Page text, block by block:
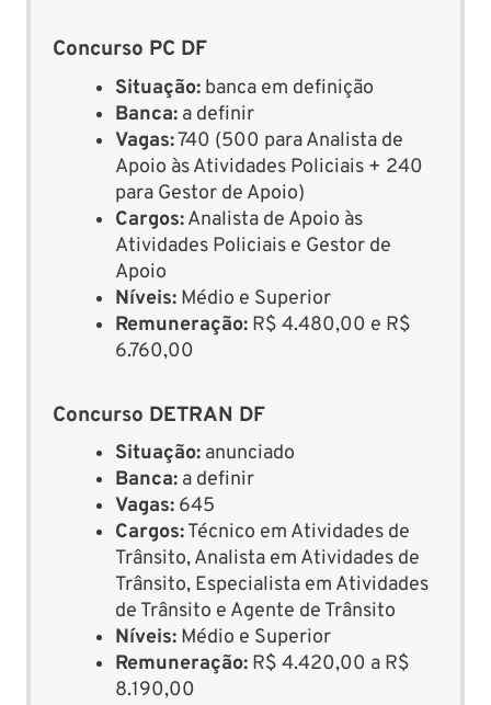
Concurso PC DF
Situação: banca em definição
Banca: a definir
Vagas:740 (500 para Analista de
Apoio às Atividades Policiais + 240
para Gestor de Apoio)
Cargos:Analista de Apoio às
Atividades Policiais e Gestor de
Apoio
Níveis: Médio e Superior
Remuneração: R$ 4.480,00 e R$
6.760,00
Concurso DETRAN DF
Situação: anunciado
Banca: a definir
Vagas: 645
Cargos:Técnico em Atividades de
Trânsito, Analista em Atividades de
Trânsito, Especialista em Atividades
de Trânsito e Agente de Trânsito
Níveis: Médio e Superior
Remuneração: R$ 4.420,00 a R$
8.190,00